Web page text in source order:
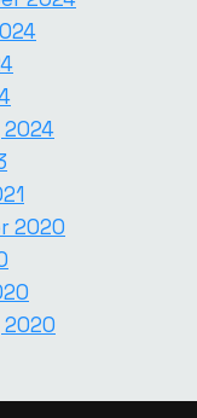
2024
2020
2020